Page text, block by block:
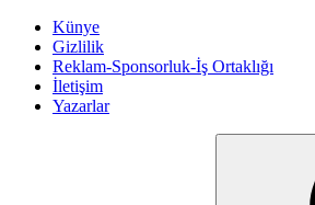
Künye
Gizlilik
Reklam-Sponsorluk-İş Ortaklığı
İletişim
Yazarlar